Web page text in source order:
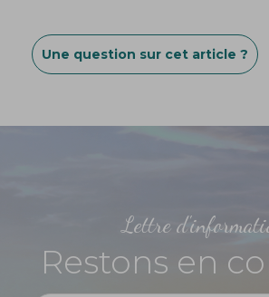
Une question sur cet article ?
Lettre
Restons en